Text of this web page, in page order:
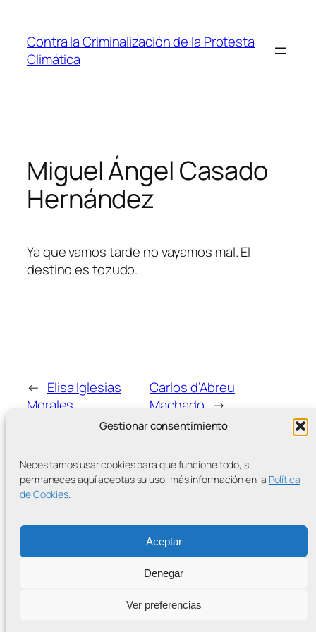
Gestionar consentimiento
Necesitamos usar cookies para que funcione todo, si
permaneces aquí aceptas su uso, más información en la Política
de Cookies.
Aceptar
Denegar
Ver preferencias
contenido
Contra la Criminalización de la Protesta
Climática
Miguel Ángel Casado
Hernández
Ya que vamos tarde no vayamos mal. El
destino es tozudo.
← Elisa Iglesias
Morales
Carlos d’Abreu
Machado →
WordPress